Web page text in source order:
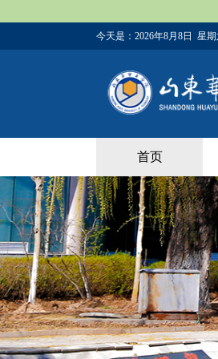
今天是： 2026年8月8日 星
首页